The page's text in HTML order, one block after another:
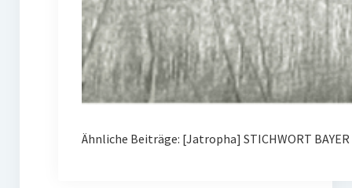
Ähnliche Beiträge: [Jatropha] STICHWORT